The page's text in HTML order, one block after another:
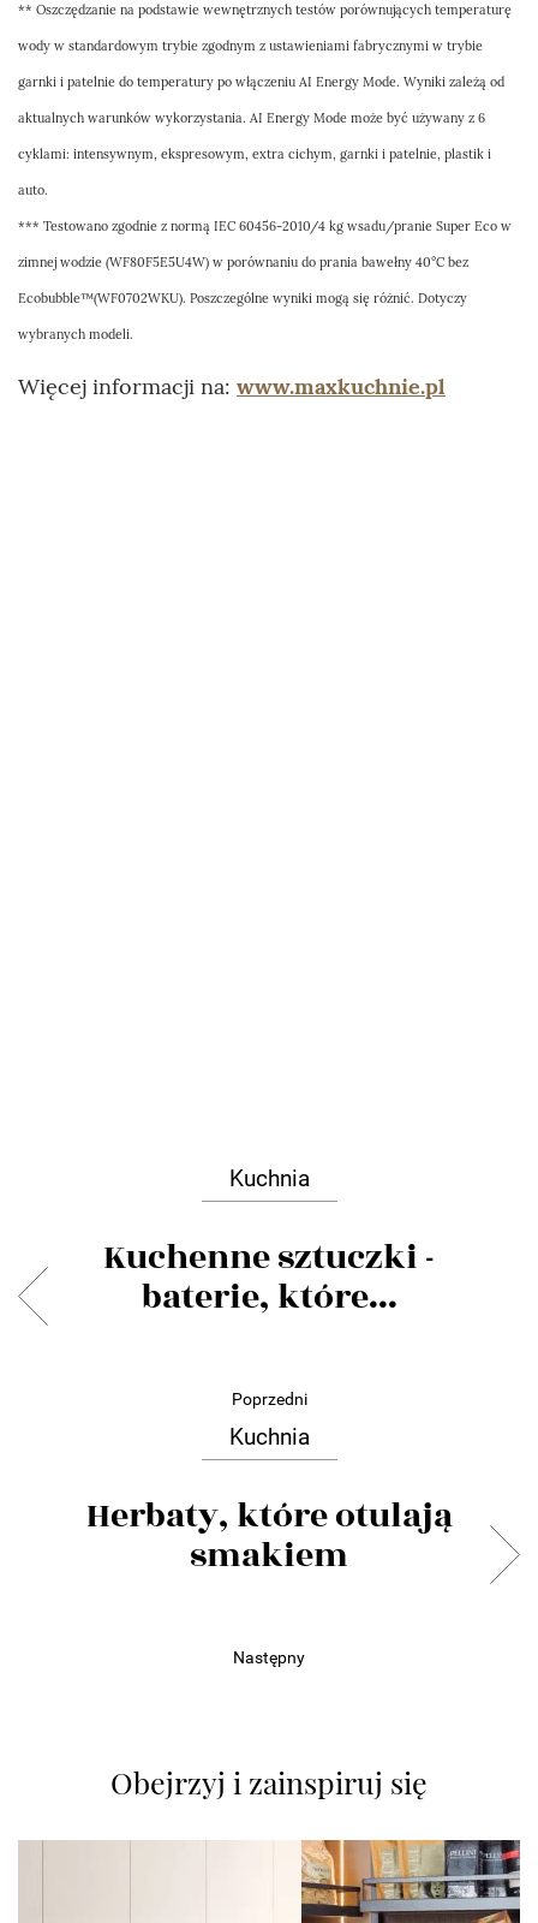
** Oszczędzanie na podstawie wewnętrznych testów porównujących temperaturę
wody w standardowym trybie zgodnym z ustawieniami fabrycznymi w trybie
garnki i patelnie do temperatury po włączeniu AI Energy Mode. Wyniki zależą od
aktualnych warunków wykorzystania. AI Energy Mode może być używany z 6
cyklami: intensywnym, ekspresowym, extra cichym, garnki i patelnie, plastik i
auto.
*** Testowano zgodnie z normą IEC 60456-2010/4 kg wsadu/pranie Super Eco w
zimnej wodzie (WF80F5E5U4W) w porównaniu do prania bawełny 40°C bez
Ecobubble™️(WF0702WKU). Poszczególne wyniki mogą się różnić. Dotyczy
wybranych modeli.
Więcej informacji na: www.maxkuchnie.pl
Kuchnia
Kuchenne sztuczki -
baterie, które...
Poprzedni
Kuchnia
Herbaty, które otulają
smakiem
Następny
Obejrzyj i zainspiruj się